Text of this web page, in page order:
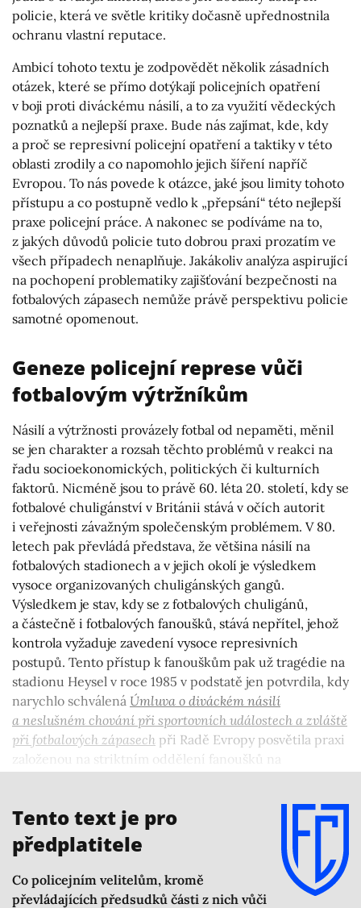
policie, která ve světle kritiky dočasně upřednostnila
ochranu vlastní reputace.
Ambicí tohoto textu je zodpovědět několik zásadních
otázek, které se přímo dotýkají policejních opatření
v boji proti diváckému násilí, a to za využití vědeckých
poznatků a nejlepší praxe. Bude nás zajímat, kde, kdy
a proč se represivní policejní opatření a taktiky v této
oblasti zrodily a co napomohlo jejich šíření napříč
Evropou. To nás povede k otázce, jaké jsou limity tohoto
přístupu a co postupně vedlo k „přepsání“ této nejlepší
praxe policejní práce. A nakonec se podíváme na to,
z jakých důvodů policie tuto dobrou praxi prozatím ve
všech případech nenaplňuje. Jakákoliv analýza aspirující
na pochopení problematiky zajišťování bezpečnosti na
fotbalových zápasech nemůže právě perspektivu policie
samotné opomenout.
Geneze policejní represe vůči
fotbalovým výtržníkům
Násilí a výtržnosti provázely fotbal od nepaměti, měnil
se jen charakter a rozsah těchto problémů v reakci na
řadu socioekonomických, politických či kulturních
faktorů. Nicméně jsou to právě 60. léta 20. století, kdy se
fotbalové chuligánství v Británii stává v očích autorit
i veřejnosti závažným společenským problémem. V 80.
letech pak převládá představa, že většina násilí na
fotbalových stadionech a v jejich okolí je výsledkem
vysoce organizovaných chuligánských gangů.
Výsledkem je stav, kdy se z fotbalových chuligánů,
a částečně i fotbalových fanoušků, stává nepřítel, jehož
kontrola vyžaduje zavedení vysoce represivních
postupů. Tento přístup k fanouškům pak už tragédie na
stadionu Heysel v roce 1985 v podstatě jen potvrdila, kdy
narychlo schválená Úmluva o diváckém násilí
a neslušném chování při sportovních událostech a zvláště
při fotbalových zápasech při Radě Evropy posvětila praxi
založenou na striktním oddělení fanoušků na
Tento text je pro
předplatitele
Co policejním velitelům, kromě
převládajících předsudků části z nich vůči